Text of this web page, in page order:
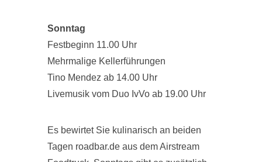
Sonntag
Festbeginn 11.00 Uhr
Mehrmalige Kellerführungen
Tino Mendez ab 14.00 Uhr
Livemusik vom Duo IvVo ab 19.00 Uhr
Es bewirtet Sie kulinarisch an beiden
Tagen roadbar.de aus dem Airstream